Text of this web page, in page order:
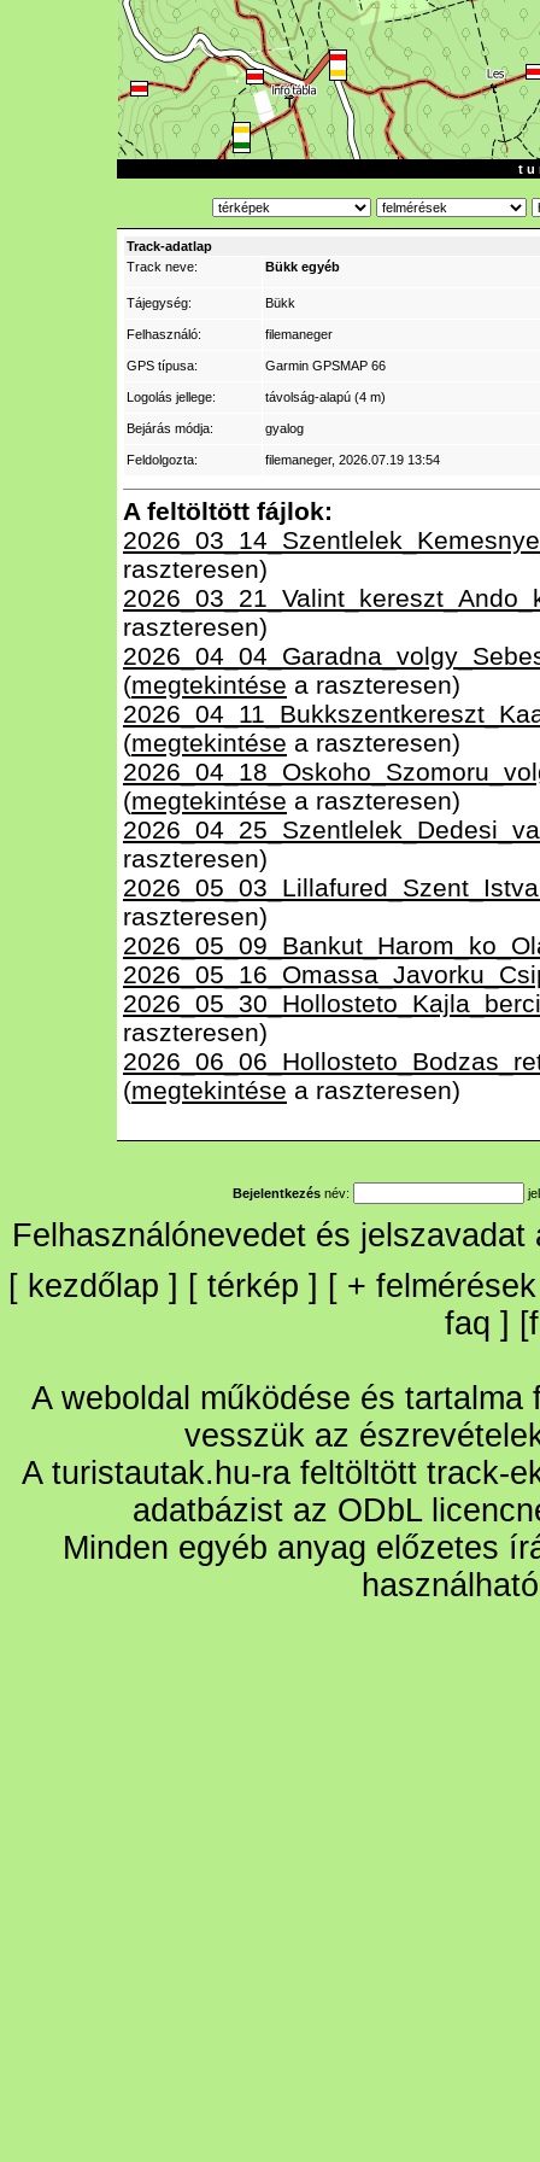
t u
Track-adatlap
Track neve:
Bükk egyéb
Tájegység: Bükk
Felhasználó: filemaneger
GPS típusa: Garmin GPSMAP 66
Logolás jellege: távolság-alapú (4 m)
Bejárás módja: gyalog
Feldolgozta: filemaneger, 2026.07.19 13:54
A feltöltött fájlok:
raszteresen)
raszteresen)
(megtekintése a raszteresen)
(megtekintése a raszteresen)
(megtekintése a raszteresen)
raszteresen)
raszteresen)
raszteresen)
(megtekintése a raszteresen)
Bejelentkezés név:
Felhasználónevedet és
[ kezdőlap ] [ térkép ] [ + felmérések
faq ] [
A weboldal működése és
vesszük az
A turistautak.hu-ra feltöltött track-
adatbázist az ODbL
Minden egyéb anyag előzetes